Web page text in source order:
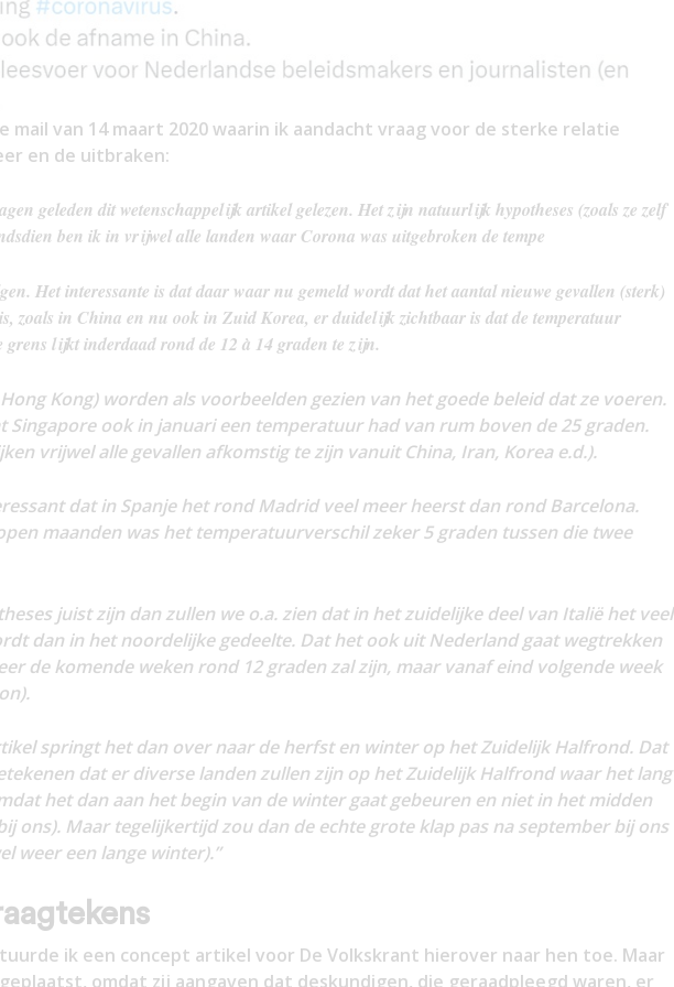
mail van 14 maart 2020 waarin ik aandacht vraag voor de sterke relatie
en de uitbraken:
geleden dit wetenschappelijk artikel gelezen. Het zijn natuurlijk hypotheses (zoals ze zelf
ben ik in vrijwel alle landen waar Corona was uitgebroken de tempe
Het interessante is dat daar waar nu gemeld wordt dat het aantal nieuwe gevallen (sterk)
zoals in China en nu ook in Zuid Korea, er duidelijk zichtbaar is dat de temperatuur
grens lijkt inderdaad rond de 12 à 14 graden te zijn.
Kong) worden als voorbeelden gezien van het goede beleid dat ze voeren.
Singapore ook in januari een temperatuur had van rum boven de 25 graden.
vrijwel alle gevallen afkomstig te zijn vanuit China, Iran, Korea e.d.).
dat in Spanje het rond Madrid veel meer heerst dan rond Barcelona.
maanden was het temperatuurverschil zeker 5 graden tussen die twee
juist zijn dan zullen we o.a. zien dat in het zuidelijke deel van Italië het veel
dan in het noordelijke gedeelte. Dat het ook uit Nederland gaat wegtrekken
de komende weken rond 12 graden zal zijn, maar vanaf eind volgende week
springt het dan over naar de herfst en winter op het Zuidelijk Halfrond. Dat
dat er diverse landen zullen zijn op het Zuidelijk Halfrond waar het lang
het dan aan het begin van de winter gaat gebeuren en niet in het midden
ons). Maar tegelijkertijd zou dan de echte grote klap pas na september bij ons
weer een lange winter).”
ik een concept artikel voor De Volkskrant hierover naar hen toe. Maar
omdat zij aangaven dat deskundigen, die geraadpleegd waren, er